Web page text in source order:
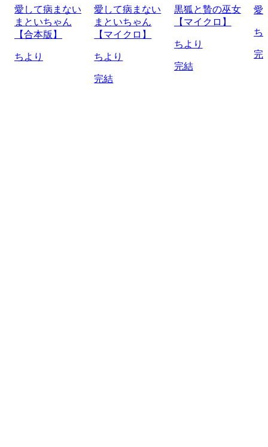
愛して病まない
まといちゃん
【合本版】
ちより
愛して病まない
まといちゃん
【マイクロ】
ちより
完結
黒狐と贄の巫女
【マイクロ】
ちより
完結
愛
ち
完